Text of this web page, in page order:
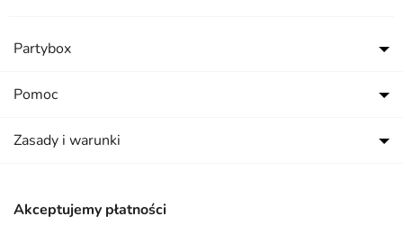
Akceptujemy płatności
Partybox
Pomoc
Zasady i warunki